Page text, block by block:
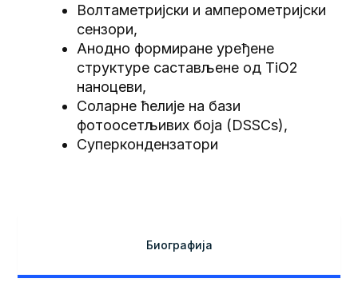
Волтаметријски и амперометријски
сензори,
Анодно формиране уређене
структуре састављене од TiO2
наноцеви,
Соларне ћелије на бази
фотоосетљивих боја (DSSCs),
Суперкондензатори
Биографија